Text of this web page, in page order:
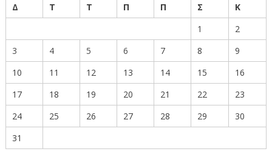
Δ
Τ Τ Π Π Σ
Κ
1
2
3
4 5 6 7 8
9
10
11 12 13 14 15
16
17
18 19 20 21 22
23
24
25 26 27 28 29
30
31